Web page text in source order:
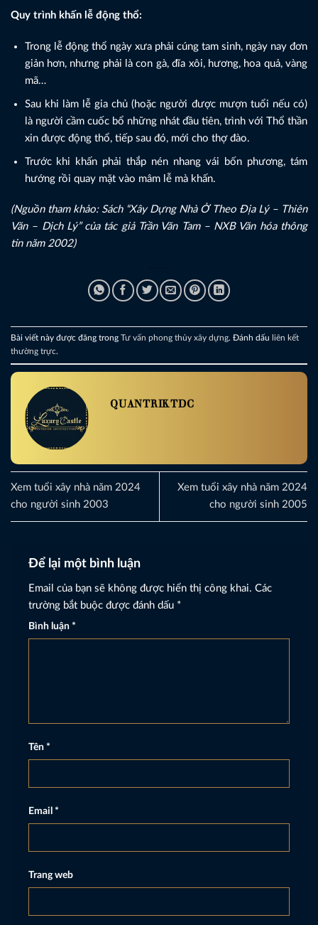
Quy trình khấn lễ động thổ:
Trong lễ động thổ ngày xưa phải cúng tam sinh, ngày nay đơn
giản hơn, nhưng phải là con gà, đĩa xôi, hương, hoa quả, vàng
mã…
Sau khi làm lễ gia chủ (hoặc người được mượn tuổi nếu có)
là người cầm cuốc bổ những nhát đầu tiên, trình với Thổ thần
xin được động thổ, tiếp sau đó, mới cho thợ đào.
Trước khi khấn phải thắp nén nhang vái bốn phương, tám
hướng rồi quay mặt vào mâm lễ mà khấn.
(Nguồn tham khảo: Sách “Xây Dựng Nhà Ở Theo Địa Lý – Thiên
Văn – Dịch Lý” của tác giả Trần Văn Tam – NXB Văn hóa thông
tin năm 2002)
Bài viết này được đăng trong Tư vấn phong thủy xây dựng. Đánh dấu liên kết
thường trực.
QUANTRIKTDC
Xem tuổi xây nhà năm 2024
cho người sinh 2003
Xem tuổi xây nhà năm 2024
cho người sinh 2005
Để lại một bình luận
Email của bạn sẽ không được hiển thị công khai. Các
trường bắt buộc được đánh dấu *
Bình luận *
Tên *
Email *
Trang web